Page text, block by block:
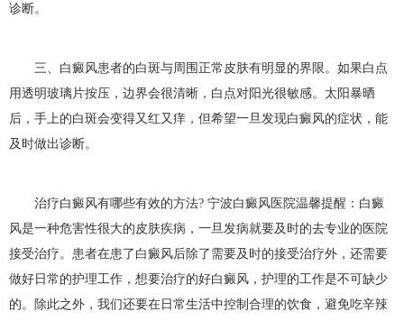
诊断。
三、白癜风患者的白斑与周围正常皮肤有明显的界限。如果白点
用透明玻璃片按压，边界会很清晰，白点对阳光很敏感。太阳暴晒
后，手上的白斑会变得又红又痒，但希望一旦发现白癜风的症状，能
及时做出诊断。
治疗白癜风有哪些有效的方法? 宁波白癜风医院温馨提醒：白癜
风是一种危害性很大的皮肤疾病，一旦发病就要及时的去专业的医院
接受治疗。患者在患了白癜风后除了需要及时的接受治疗外，还需要
做好日常的护理工作，想要治疗的好白癜风，护理的工作是不可缺少
的。除此之外，我们还要在日常生活中控制合理的饮食，避免吃辛辣